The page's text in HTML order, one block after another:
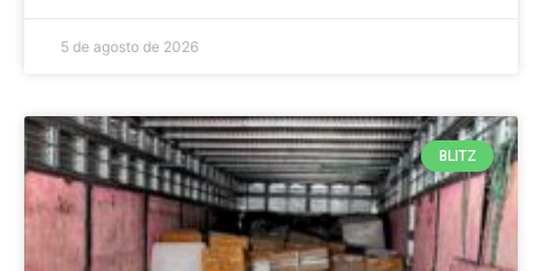
5 de agosto de 2026
BLITZ